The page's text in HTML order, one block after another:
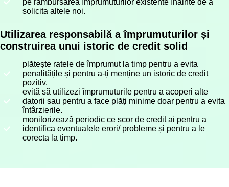
pe rambursarea împrumuturilor existente înainte de a
solicita altele noi.
Utilizarea responsabilă a împrumuturilor și
construirea unui istoric de credit solid
plătește ratele de împrumut la timp pentru a evita
penalitățile și pentru a-ți menține un istoric de credit
pozitiv.
evită să utilizezi împrumuturile pentru a acoperi alte
datorii sau pentru a face plăți minime doar pentru a evita
întârzierile.
monitorizează periodic ce scor de credit ai pentru a
identifica eventualele erori/ probleme și pentru a le
corecta la timp.